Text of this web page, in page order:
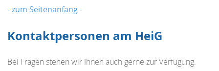
- zum Seitenanfang -
Kontaktpersonen am HeiG
Bei Fragen stehen wir Ihnen auch gerne zur Verfügung.